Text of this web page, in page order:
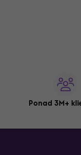
Ponad 3M+